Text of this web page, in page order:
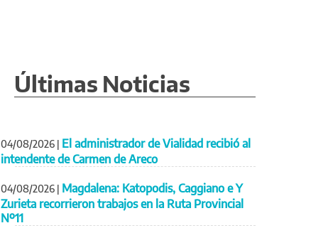
Últimas Noticias
04/08/2026 | El administrador de Vialidad recibió al
intendente de Carmen de Areco
04/08/2026 | Magdalena: Katopodis, Caggiano e Y
Zurieta recorrieron trabajos en la Ruta Provincial
Nº11